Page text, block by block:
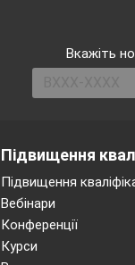
Вкажіть
Підвищення
Підвищення
Вебінари
Конференції
Курси